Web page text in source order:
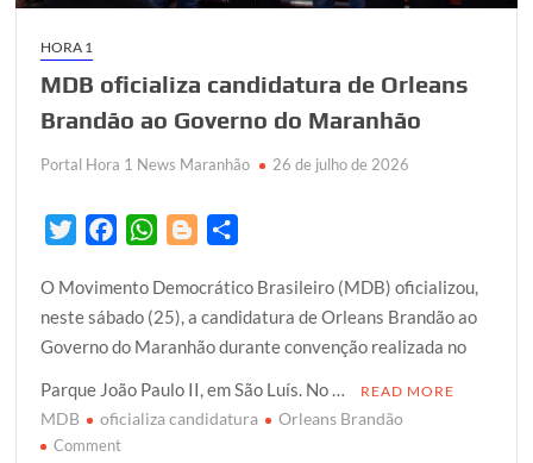
”
candidatura
de
Brandão
governo
do
HORA 1
MDB oficializa candidatura de Orleans
Brandão ao Governo do Maranhão
Portal Hora 1 News Maranhão 26 de julho de 2026
i
t
t
e
r
c
e
b
o
o
k
W
a
t
s
A
p
o
g
g
e
r
a
r
e
O Movimento Democrático Brasileiro (MDB) oficializou,
neste sábado (25), a candidatura de Orleans Brandão ao
Governo do Maranhão durante convenção realizada no
Parque João Paulo II, em São Luís. No …
READ MORE
MDB oficializa candidatura Orleans Brandão
Commenton